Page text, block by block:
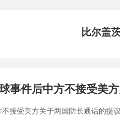
比尔盖
事件后中方不接受美
不接受美方关于两国防长通话的提